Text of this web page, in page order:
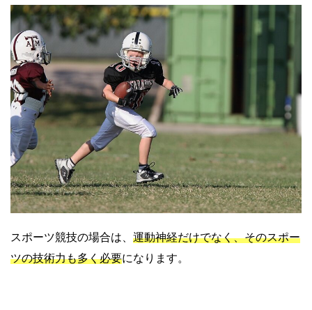
スポーツ競技の場合は、 運動神経だけでなく、そのスポー
ツの技術力も多く必要になります。